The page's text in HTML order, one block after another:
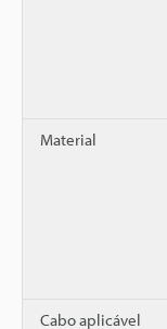
Material
Cabo aplicável